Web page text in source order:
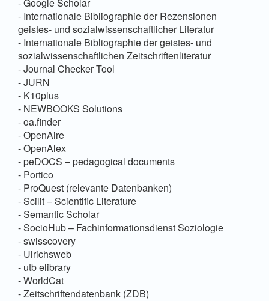
- Internationale Bibliographie der Rezensionen
geistes- und sozialwissenschaftlicher Literatur
- Internationale Bibliographie der geistes- und
sozialwissenschaftlichen Zeitschriftenliteratur
- Journal Checker Tool
- JURN
- K10plus
- NEWBOOKS Solutions
- oa.finder
- OpenAire
- OpenAlex
- peDOCS – pedagogical documents
- Portico
- ProQuest (relevante Datenbanken)
- Scilit – Scientific Literature
- Semantic Scholar
- SocioHub – Fachinformationsdienst Soziologie
- swisscovery
- Ulrichsweb
- utb elibrary
- WorldCat
- Zeitschriftendatenbank (ZDB)